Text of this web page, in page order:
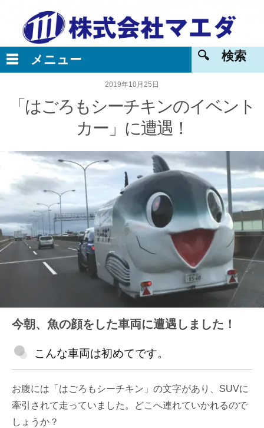
2019年10月25日
「はごろもシーチキンのイベント
カー」に遭遇！
今朝、魚の顔をした車両に遭遇しました！
こんな車両は初めてです。
お腹には「はごろもシーチキン」の文字があり、SUVに
牽引されて走っていました。どこへ連れていかれるので
しょうか？